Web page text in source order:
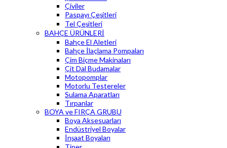
Çiviler
Paspayı Çeşitleri
Tel Çeşitleri
BAHÇE ÜRÜNLERİ
Bahçe El Aletleri
Bahçe İlaçlama Pompaları
Çim Biçme Makinaları
Çit Dal Budamalar
Motopomplar
Motorlu Testereler
Sulama Aparatları
Tırpanlar
BOYA ve FIRÇA GRUBU
Boya Aksesuarları
Endüstriyel Boyalar
İnşaat Boyaları